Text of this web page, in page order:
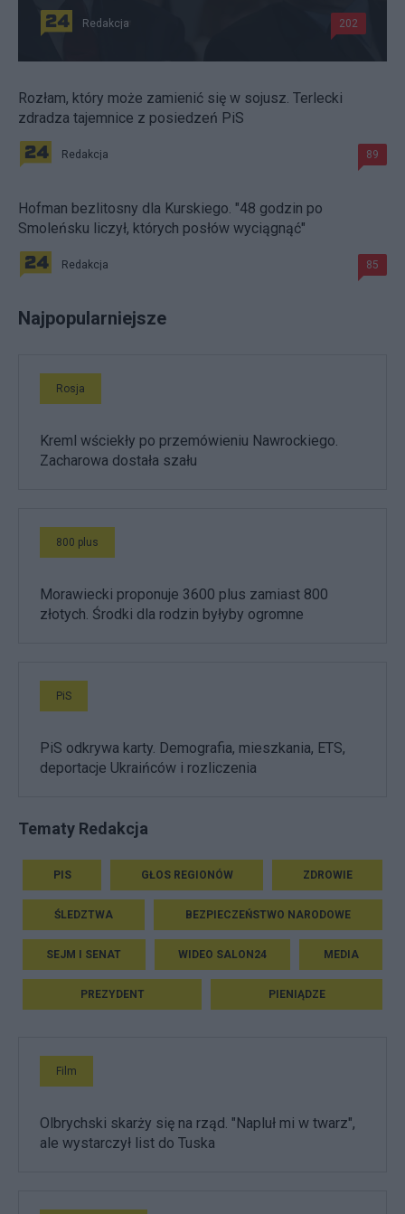
Redakcja 202
Rozłam, który może zamienić się w sojusz. Terlecki
zdradza tajemnice z posiedzeń PiS
Redakcja 89
Hofman bezlitosny dla Kurskiego. "48 godzin po
Smoleńsku liczył, których posłów wyciągnąć"
Redakcja 85
Najpopularniejsze
Rosja
Kreml wściekły po przemówieniu Nawrockiego.
Zacharowa dostała szału
800 plus
Morawiecki proponuje 3600 plus zamiast 800
złotych. Środki dla rodzin byłyby ogromne
PiS
PiS odkrywa karty. Demografia, mieszkania, ETS,
deportacje Ukraińców i rozliczenia
Tematy Redakcja
PIS GŁOS REGIONÓW ZDROWIE
ŚLEDZTWA BEZPIECZEŃSTWO NARODOWE
SEJM I SENAT WIDEO SALON24 MEDIA
PREZYDENT PIENIĄDZE
Film
Olbrychski skarży się na rząd. "Napluł mi w twarz",
ale wystarczył list do Tuska